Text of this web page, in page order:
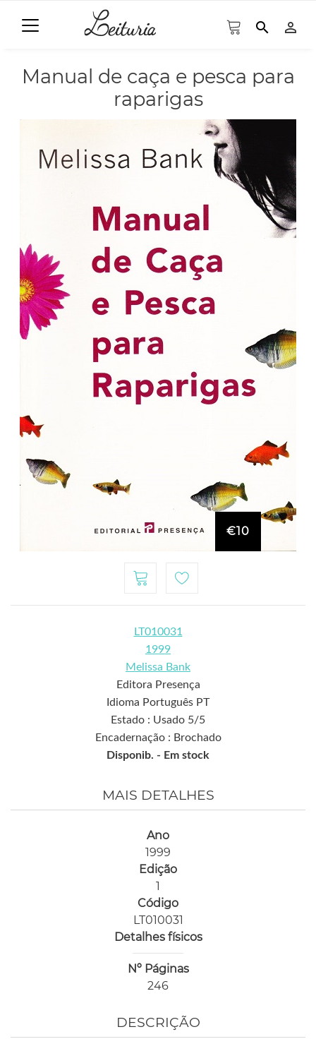
search person_outline
Manual de caça e pesca para
raparigas
€10
LT010031
1999
Melissa Bank
Editora Presença
Idioma Português PT
Estado : Usado 5/5
Encadernação : Brochado
Disponib. - Em stock
MAIS DETALHES
Ano
1999
Edição
1
Código
LT010031
Detalhes físicos
Nº Páginas
246
DESCRIÇÃO